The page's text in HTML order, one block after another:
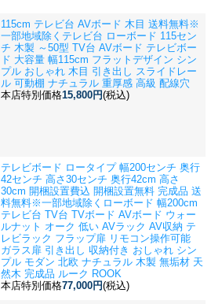
115cm テレビ台 AVボード 木目 送料無料※
一部地域除く テレビ台 ローボード 115セン
チ 木製 ～50型 TV台 AVボード テレビボー
ド 大容量 幅115cm フラットデザイン シン
プル おしゃれ 木目 引き出し スライドレー
ル 可動棚 ナチュラル 重厚感 高級 配線穴
本店特別価格15,800円(税込)
テレビボード ロータイプ 幅200センチ 奥行
42センチ 高さ30センチ 奥行42cm 高さ
30cm 開梱設置費込 開梱設置無料 完成品 送
料無料※一部地域除く ローボード 幅200cm
テレビ台 TV台 TVボード AVボード ウォー
ルナット オーク 低い AVラック AV収納 テ
レビラック フラップ扉 リモコン操作可能
ガラス扉 引き出し 収納付き おしゃれ シン
プル モダン 北欧 ナチュラル 木製 無垢材 天
然木 完成品 ルーク ROOK
本店特別価格77,000円(税込)